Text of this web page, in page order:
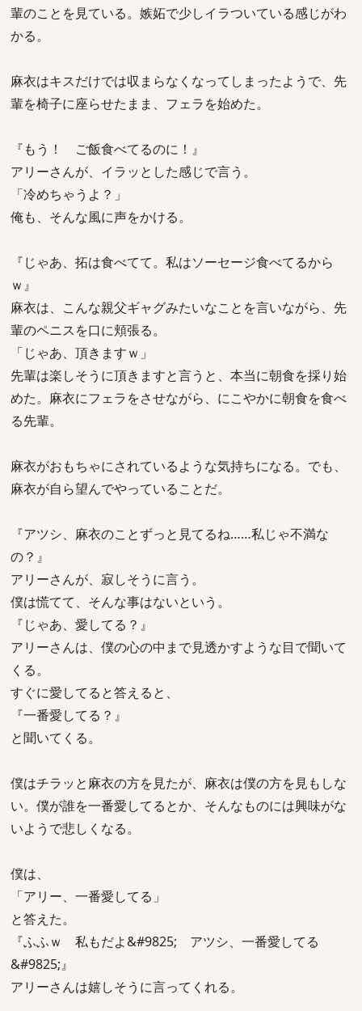
輩のことを見ている。嫉妬で少しイラついている感じがわ
かる。
麻衣はキスだけでは収まらなくなってしまったようで、先
輩を椅子に座らせたまま、フェラを始めた。
『もう！ ご飯食べてるのに！』
アリーさんが、イラッとした感じで言う。
「冷めちゃうよ？」
俺も、そんな風に声をかける。
『じゃあ、拓は食べてて。私はソーセージ食べてるから
ｗ』
麻衣は、こんな親父ギャグみたいなことを言いながら、先
輩のペニスを口に頬張る。
「じゃあ、頂きますｗ」
先輩は楽しそうに頂きますと言うと、本当に朝食を採り始
めた。麻衣にフェラをさせながら、にこやかに朝食を食べ
る先輩。
麻衣がおもちゃにされているような気持ちになる。でも、
麻衣が自ら望んでやっていることだ。
『アツシ、麻衣のことずっと見てるね……私じゃ不満な
の？』
アリーさんが、寂しそうに言う。
僕は慌てて、そんな事はないという。
『じゃあ、愛してる？』
アリーさんは、僕の心の中まで見透かすような目で聞いて
くる。
すぐに愛してると答えると、
『一番愛してる？』
と聞いてくる。
僕はチラッと麻衣の方を見たが、麻衣は僕の方を見もしな
い。僕が誰を一番愛してるとか、そんなものには興味がな
いようで悲しくなる。
僕は、
「アリー、一番愛してる」
と答えた。
『ふふｗ 私もだよ&#9825; アツシ、一番愛してる
&#9825;』
アリーさんは嬉しそうに言ってくれる。